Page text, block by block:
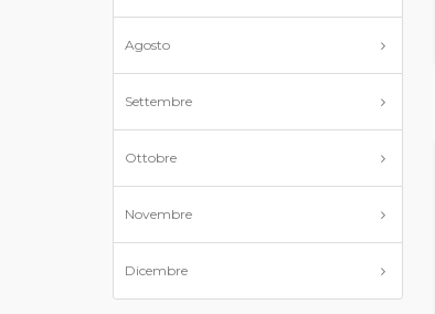
Agosto
Settembre
Ottobre
Novembre
Dicembre